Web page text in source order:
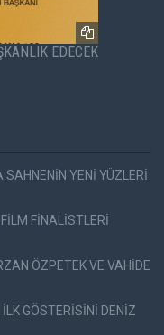
EDECEK
YENİ YÜZLERİ
FİNALİSTLERİ
ÖZPETEK VE VAHİDE
GÖSTERİSİNİ DENİZ